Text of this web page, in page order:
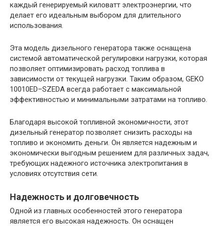
каждый генерируемый киловатт электроэнергии, что
делает его идеальным выбором для длительного
использования.
Эта модель дизельного генератора также оснащена
системой автоматической регулировки нагрузки, которая
позволяет оптимизировать расход топлива в
зависимости от текущей нагрузки. Таким образом, GEKO
10010ED–SZEDA всегда работает с максимальной
эффективностью и минимальными затратами на топливо.
Благодаря высокой топливной экономичности, этот
дизельный генератор позволяет снизить расходы на
топливо и экономить деньги. Он является надежным и
экономически выгодным решением для различных задач,
требующих надежного источника электропитания в
условиях отсутствия сети.
Надежность и долговечность
Одной из главных особенностей этого генератора
является его высокая надежность. Он оснащен